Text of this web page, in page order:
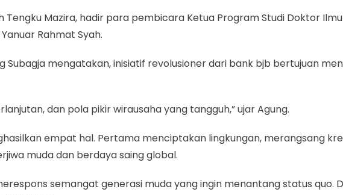
Mazira, hadir para pembicara Ketua Program Studi Doktor
Rahmat Syah.
Subagja mengatakan, inisiatif revolusioner dari bank bjb bertujuan
dan pola pikir wirausaha yang tangguh,” ujar Agung.
empat hal. Pertama menciptakan lingkungan, merangsang
muda dan berdaya saing global.
semangat generasi muda yang ingin menantang status